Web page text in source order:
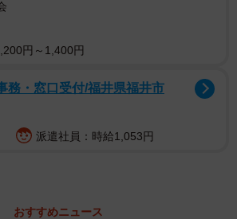
は、子供の頃から猫を飼いたいと思
リーダーのサイトや譲渡サイトを毎
リーダーのところで気に入った猫を
円～1,400円
務・窓口受付/福井県福井市
派遣社員：時給1,053円
おすすめニュース